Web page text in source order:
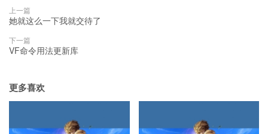
上一篇
她就这么一下我就交待了
下一篇
VF命令用法更新库
更多喜欢